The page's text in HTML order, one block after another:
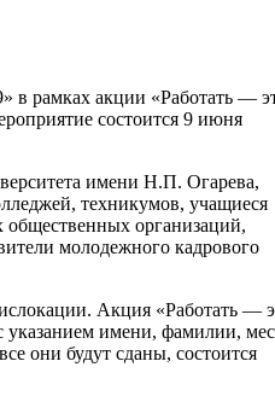
в рамках акции «Работать —
состоится 9 июня
имени Н.П. Огарева,
техникумов, учащиеся
общественных организаций,
молодежного кадрового
Акция «Работать —
указанием имени, фамилии,
они будут сданы, состоится